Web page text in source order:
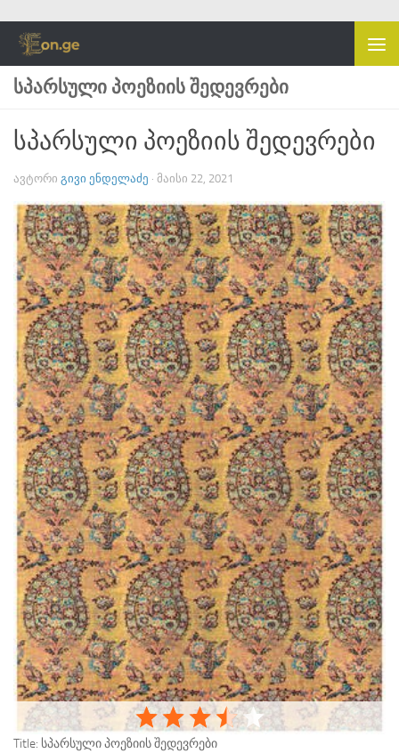
Skip to content
ᲡᲞᲐᲠᲡᲣᲚᲘ ᲞᲝᲔᲖᲘᲘᲡ ᲨᲔᲓᲔᲕᲠᲔᲑᲘ
სპარსული პოეზიის შედევრები
ᲐᲕᲢᲝᲠᲘ ᲒᲘᲕᲘ ᲔᲜᲓᲔᲚᲐᲫᲔ · ᲛᲐᲘᲡᲘ 22, 2021
Title: სპარსული პოეზიის შედევრები